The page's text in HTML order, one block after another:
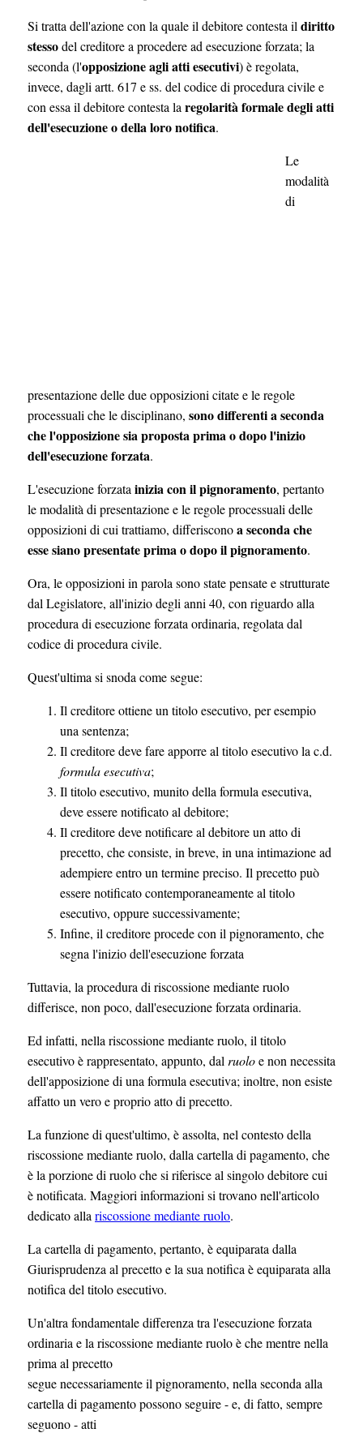
Si tratta dell'azione con la quale il debitore contesta il diritto
stessodel creditore a procedere ad esecuzione forzata; la
seconda (l'opposizione agli atti esecutivi) è regolata,
invece, dagli artt. 617 e ss. del codice di procedura civile e
con essa il debitore contesta la regolarità formale degli atti
dell'esecuzione o della loro notifica.
Le
modalità
di
presentazione delle due opposizioni citate e le regole
processuali che le disciplinano, sono differenti a seconda
che l'opposizione sia proposta prima o dopo l'inizio
dell'esecuzione forzata.
L'esecuzione forzatainizia con il pignoramento, pertanto
le modalità di presentazione e le regole processuali delle
opposizioni di cui trattiamo, differisconoa seconda che
esse siano presentate prima o dopo il pignoramento.
Ora, le opposizioni in parola sono state pensate e strutturate
dal Legislatore, all'inizio degli anni 40, con riguardo alla
procedura di esecuzione forzata ordinaria, regolata dal
codice di procedura civile.
Quest'ultima si snoda come segue:
Il creditore ottiene un titolo esecutivo, per esempio
una sentenza;
Il creditore deve fare apporre al titolo esecutivo la c.d.
formula esecutiva;
Il titolo esecutivo, munito della formula esecutiva,
deve essere notificato al debitore;
Il creditore deve notificare al debitore un atto di
precetto, che consiste, in breve, in una intimazione ad
adempiere entro un termine preciso. Il precetto può
essere notificato contemporaneamente al titolo
esecutivo, oppure successivamente;
Infine, il creditore procede con il pignoramento, che
segna l'inizio dell'esecuzione forzata
Tuttavia, la procedura di riscossione mediante ruolo
differisce, non poco, dall'esecuzione forzata ordinaria.
Ed infatti, nella riscossione mediante ruolo, il titolo
esecutivo è rappresentato, appunto, dalruoloe non necessita
dell'apposizione di una formula esecutiva; inoltre, non esiste
affatto un vero e proprio atto di precetto.
La funzione di quest'ultimo, è assolta, nel contesto della
riscossione mediante ruolo, dalla cartella di pagamento, che
è la porzione di ruolo che si riferisce al singolo debitore cui
è notificata. Maggiori informazioni si trovano nell'articolo
dedicato allariscossione mediante ruolo.
La cartella di pagamento, pertanto, è equiparata dalla
Giurisprudenza al precetto e la sua notifica è equiparata alla
notifica del titolo esecutivo.
Un'altra fondamentale differenza tra l'esecuzione forzata
ordinaria e la riscossione mediante ruolo è che mentre nella
prima al precetto
segue necessariamente il pignoramento, nella seconda alla
cartella di pagamento possono seguire - e, di fatto, sempre
seguono - atti